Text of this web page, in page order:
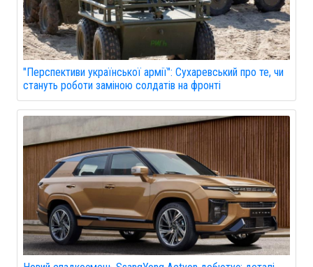
"Перспективи української армії": Сухаревський про те, чи
стануть роботи заміною солдатів на фронті